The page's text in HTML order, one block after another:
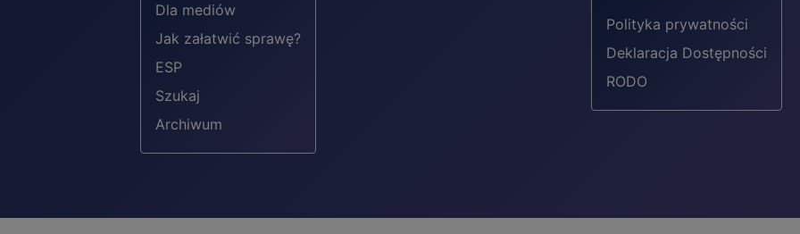
Dla mediów
Jak załatwić sprawę?
ESP
Szukaj
Archiwum
Polityka prywatności
Deklaracja Dostępności
RODO